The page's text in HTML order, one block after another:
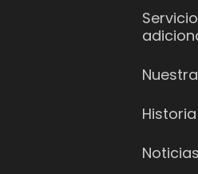
Historia
Noticias